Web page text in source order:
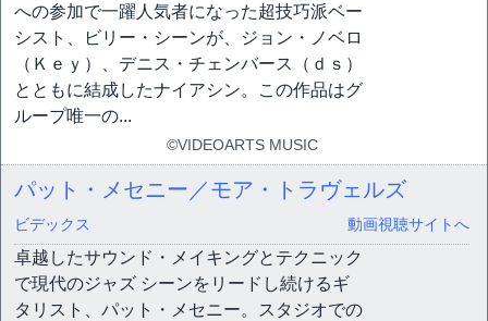
への参加で一躍人気者になった超技巧派ベー
シスト、ビリー・シーンが、ジョン・ノベロ
（Ｋｅｙ）、デニス・チェンバース（ｄｓ）
とともに結成したナイアシン。この作品はグ
ループ唯一の...
©VIDEOARTS MUSIC
パット・メセニー／モア・トラヴェルズ
ビデックス 動画視聴サイトへ
卓越したサウンド・メイキングとテクニック
で現代のジャズ シーンをリードし続けるギ
タリスト、パット・メセニー。スタジオでの